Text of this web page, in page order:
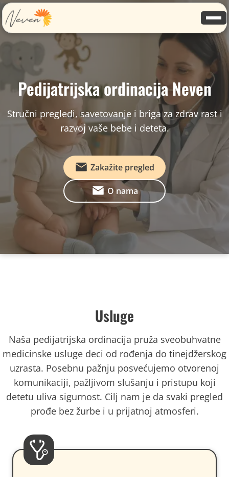
Pedijatrijska ordinacija Neven
Stručni pregledi, savetovanje i briga za zdrav rast i
razvoj vaše bebe i deteta.
Zakažite pregled
O nama
Usluge
Naša pedijatrijska ordinacija pruža sveobuhvatne
medicinske usluge deci od rođenja do tinejdžerskog
uzrasta. Posebnu pažnju posvećujemo otvorenoj
komunikaciji, pažljivom slušanju i pristupu koji
detetu uliva sigurnost. Cilj nam je da svaki pregled
prođe bez žurbe i u prijatnoj atmosferi.